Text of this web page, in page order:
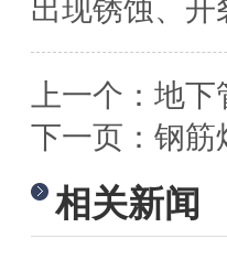
出现锈蚀、开
上一个： 地下
下一页： 钢筋
相关新闻